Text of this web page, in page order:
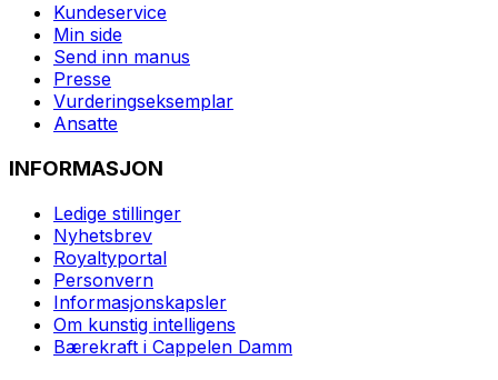
Kundeservice
Min side
Send inn manus
Presse
Vurderingseksemplar
Ansatte
INFORMASJON
Ledige stillinger
Nyhetsbrev
Royaltyportal
Personvern
Informasjonskapsler
Om kunstig intelligens
Bærekraft i Cappelen Damm